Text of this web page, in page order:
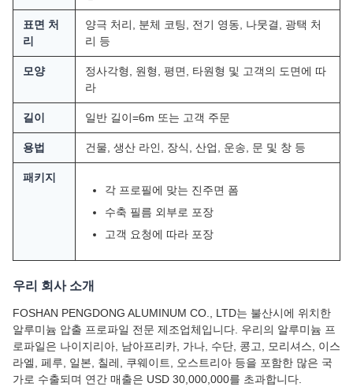
표면 처
리
양극 처리, 분체 코팅, 전기 영동, 나뭇결, 광택 처
리 등
모양
정사각형, 원형, 평면, 타원형 및 고객의 도면에 따
라
길이 일반 길이=6m 또는 고객 주문
용법 건물, 생산 라인, 장식, 산업, 운송, 문 및 창 등
패키지
각 프로필에 맞는 진주면 폼
수축 필름 외부로 포장
고객 요청에 따라 포장
우리 회사 소개
FOSHAN PENGDONG ALUMINUM CO., LTD는 불산시에 위치한
알루미늄 압출 프로파일 전문 제조업체입니다. 우리의 알루미늄 프
로파일은 나이지리아, 남아프리카, 가나, 수단, 콩고, 모리셔스, 이스
라엘, 페루, 일본, 칠레, 쿠웨이트, 오스트리아 등을 포함한 많은 국
가로 수출되며 연간 매출은 USD 30,000,000를 초과합니다.